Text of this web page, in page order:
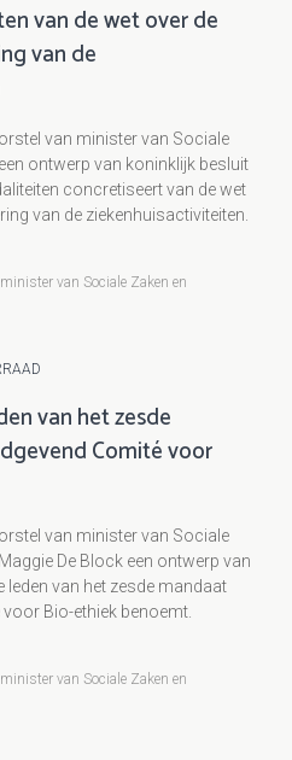
van de wet over de
van de
van minister van Sociale
ontwerp van koninklijk besluit
concretiseert van de wet
van de ziekenhuisactiviteiten.
van Sociale Zaken en
van het zesde
Comité voor
van minister van Sociale
De Block een ontwerp van
leden van het zesde mandaat
Bio-ethiek benoemt.
van Sociale Zaken en